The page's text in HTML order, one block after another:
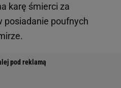
karę śmierci za
posiadanie poufnych